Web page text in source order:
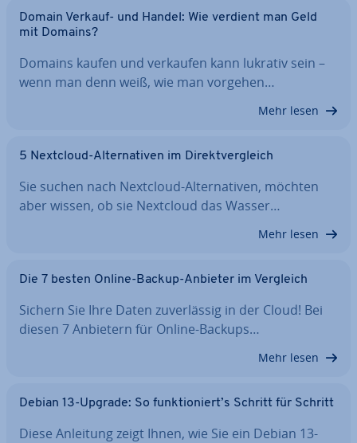
Domain Verkauf- und Handel: Wie verdient man Geld
mit Domains?
Domains kaufen und verkaufen kann lukrativ sein –
wenn man denn weiß, wie man vorgehen…
Mehr lesen
5 Nextcloud-Al­ter­na­ti­ven im Di­rekt­ver­gleich
Sie suchen nach Nextcloud-Al­ter­na­ti­ven, möchten
aber wissen, ob sie Nextcloud das Wasser…
Mehr lesen
Die 7 besten Online-Backup-Anbieter im Vergleich
Sichern Sie Ihre Daten zu­ver­läs­sig in der Cloud! Bei
diesen 7 Anbietern für Online-Backups…
Mehr lesen
Debian 13-Upgrade: So funk­tio­niert’s Schritt für Schritt
Diese Anleitung zeigt Ihnen, wie Sie ein Debian 13-